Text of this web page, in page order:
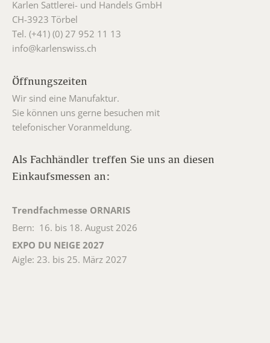
Karlen Sattlerei- und Handels GmbH
CH-3923 Törbel
Tel. (+41) (0) 27 952 11 13
info@karlenswiss.ch
Öffnungszeiten
Wir sind eine Manufaktur.
Sie können uns gerne besuchen mit
telefonischer Voranmeldung.
Als Fachhändler treffen Sie uns an diesen
Einkaufsmessen an:
Trendfachmesse ORNARIS
Bern: 16. bis 18. August 2026
EXPO DU NEIGE 2027
Aigle: 23. bis 25. März 2027